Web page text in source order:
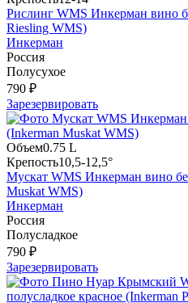
Рислинг WMS Инкерман вино
Riesling WMS)
Инкерман
Россия
Полусухое
790 ₽
Зарезервировать
Объем0.75 L
Крепость10,5-12,5°
Мускат WMS Инкерман вино
Muskat WMS)
Инкерман
Россия
Полусладкое
790 ₽
Зарезервировать